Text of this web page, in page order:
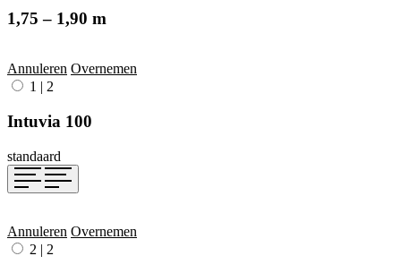
1,75 – 1,90 m
Annuleren Overnemen
1 | 2
Intuvia 100
standaard
Annuleren Overnemen
2 | 2